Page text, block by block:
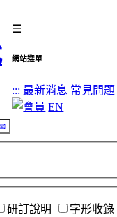
☰
網站選單
::: 最新消息 常見問題
EN
研訂說明 字形收錄